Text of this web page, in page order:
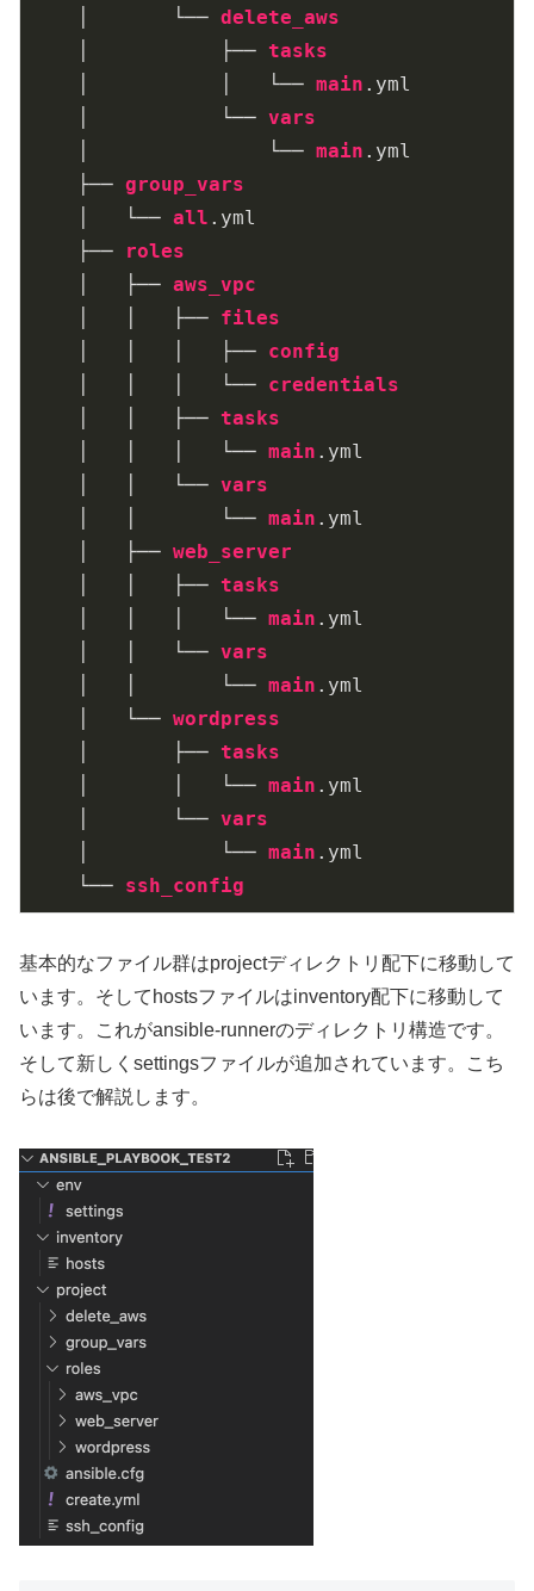
    │       └──
delete_aws
    │           ├──
tasks
    │           │   └──
main .yml
    │           └──
vars
    │               └──
main .yml
    ├──
group_vars
    │   └──
all .yml
    ├──
roles
    │   ├──
aws_vpc
    │   │   ├──
files
    │   │   │   ├──
config
    │   │   │   └──
credentials
    │   │   ├──
tasks
    │   │   │   └──
main .yml
    │   │   └──
vars
    │   │       └──
main .yml
    │   ├──
web_server
    │   │   ├──
tasks
    │   │   │   └──
main .yml
    │   │   └──
vars
    │   │       └──
main .yml
    │   └──
wordpress
    │       ├──
tasks
    │       │   └──
main .yml
    │       └──
vars
    │           └──
main .yml
    └──
ssh_config
基本的なファイル群はprojectディレクトリ配下に移動して
います。そしてhostsファイルはinventory配下に移動して
います。これがansible-runnerのディレクトリ構造です。
そして新しくsettingsファイルが追加されています。こち
らは後で解説します。